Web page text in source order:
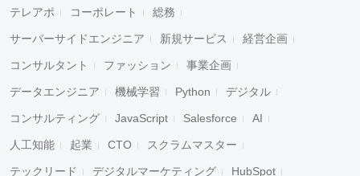
テレアポ コーポレート 総務
サーバーサイドエンジニア 新規サービス 経営企画
コンサルタント ファッション 事業企画
データエンジニア 機械学習 Python デジタル
コンサルティング JavaScript Salesforce AI
人工知能 起業 CTO スクラムマスター
テックリード デジタルマーケティング HubSpot